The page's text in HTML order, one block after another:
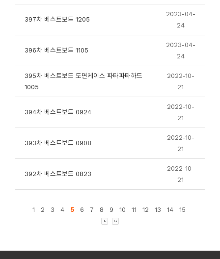
397차 베스트보드 1205
2023-04-
24
396차 베스트보드 1105
2023-04-
24
395차 베스트보드 도면케이스 파타파타하드
1005
2022-10-
21
394차 베스트보드 0924
2022-10-
21
393차 베스트보드 0908
2022-10-
21
392차 베스트보드 0823
2022-10-
21
1 2 3 4 5 6 7 8 9 10 11 12 13 14 15